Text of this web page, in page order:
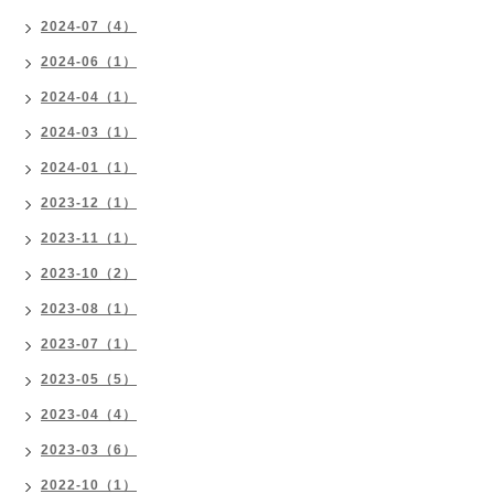
2024-07（4）
2024-06（1）
2024-04（1）
2024-03（1）
2024-01（1）
2023-12（1）
2023-11（1）
2023-10（2）
2023-08（1）
2023-07（1）
2023-05（5）
2023-04（4）
2023-03（6）
2022-10（1）